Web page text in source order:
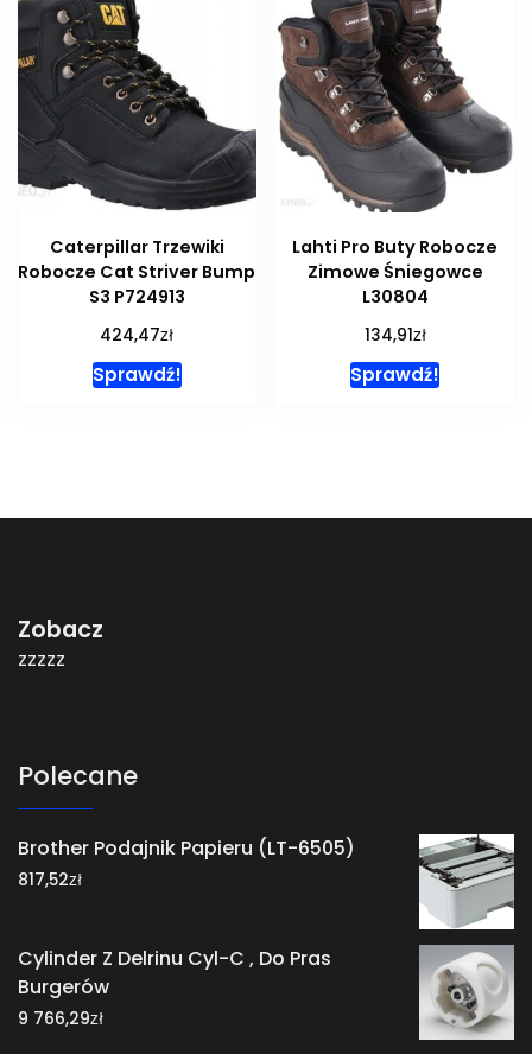
Caterpillar Trzewiki
Robocze Cat Striver Bump
S3 P724913
424,47zł
Sprawdź!
Lahti Pro Buty Robocze
Zimowe Śniegowce
L30804
134,91zł
Sprawdź!
Zobacz
zzzzz
Polecane
Brother Podajnik Papieru (LT-6505)
817,52zł
Cylinder Z Delrinu Cyl-C , Do Pras
Burgerów
9 766,29zł